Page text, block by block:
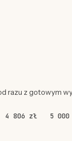
razu z gotowym
4 806 zł 5